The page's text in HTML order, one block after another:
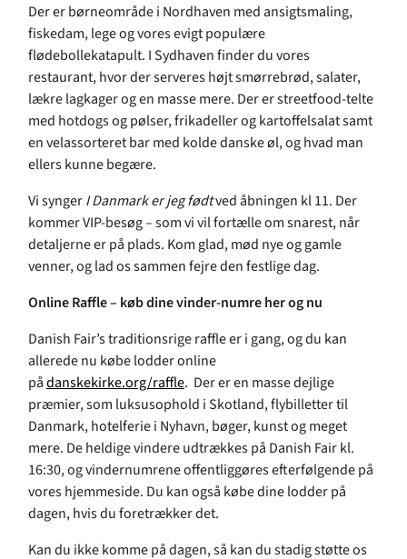
Der er børneområde i Nordhaven med ansigtsmaling,
fiskedam, lege og vores evigt populære
flødebollekatapult. I Sydhaven finder du vores
restaurant, hvor der serveres højt smørrebrød, salater,
lækre lagkager og en masse mere. Der er streetfood-telte
med hotdogs og pølser, frikadeller og kartoffelsalat samt
en velassorteret bar med kolde danske øl, og hvad man
ellers kunne begære.
Vi syngerI Danmark er jeg fødtved åbningen kl 11. Der
kommer VIP-besøg – som vi vil fortælle om snarest, når
detaljerne er på plads. Kom glad, mød nye og gamle
venner, og lad os sammen fejre den festlige dag.
Online Raffle – køb dine vinder-numre her og nu
Danish Fair’s traditionsrige raffle er i gang, og du kan
allerede nu købe lodder online
pådanskekirke.org/raffle. Der er en masse dejlige
præmier, som luksusophold i Skotland, flybilletter til
Danmark, hotelferie i Nyhavn, bøger, kunst og meget
mere. De heldige vindere udtrækkes på Danish Fair kl.
16:30, og vindernumrene offentliggøres efterfølgende på
vores hjemmeside. Du kan også købe dine lodder på
dagen, hvis du foretrækker det.
Kan du ikke komme på dagen, så kan du stadig støtte os